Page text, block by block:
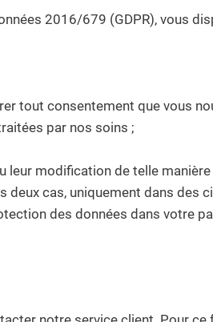
2016/679 (GDPR), vous
tout consentement que vous
par nos soins ;
leur modification de telle
cas, uniquement dans des
des données dans votre